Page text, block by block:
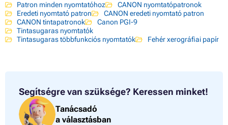
Patron minden nyomtatóhoz
CANON nyomtatópatronok
Eredeti nyomtató patron
CANON eredeti nyomtató patron
CANON tintapatronok
Canon PGI-9
Tintasugaras nyomtatók
Tintasugaras többfunkciós nyomtatók
Fehér xerográfiai papír
Segítségre van szüksége? Keressen minket!
Tanácsadó
a választásban